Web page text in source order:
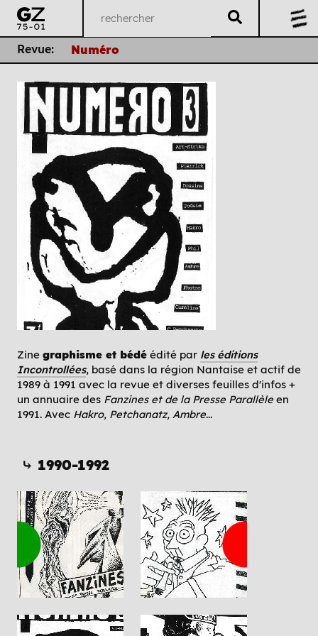
Revue: Numéro
Zine graphisme et bédé édité par les éditions
Incontrollées, basé dans la région Nantaise et actif de
1989 à 1991 avec la revue et diverses feuilles d'infos +
un annuaire des Fanzines et de la Presse Parallèleen
1991. Avec Hakro, Petchanatz, Ambre...
⤷ 1990-1992